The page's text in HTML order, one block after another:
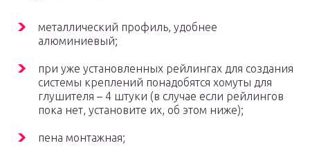
металлический профиль, удобнее
алюминиевый;
при уже установленных рейлингах для создания
системы креплений понадобятся хомуты для
глушителя – 4 штуки (в случае если рейлингов
пока нет, установите их, об этом ниже);
пена монтажная;